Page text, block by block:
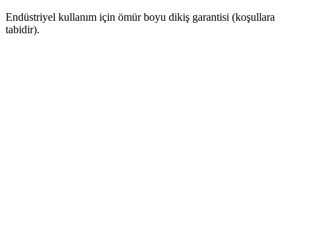
Endüstriyel kullanım için ömür boyu dikiş garantisi (koşullara
tabidir).